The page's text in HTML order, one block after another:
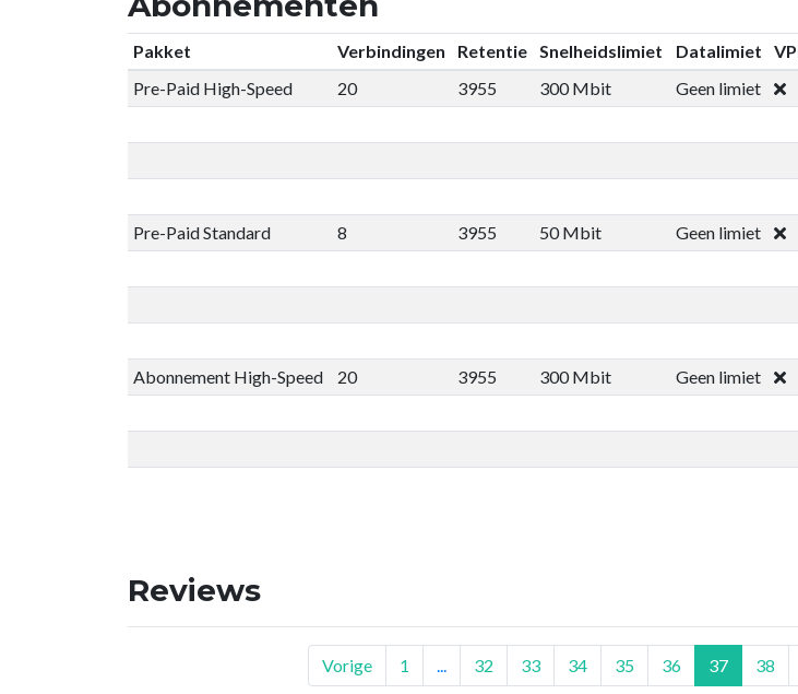
Pakket Verbindingen Retentie Snelheidslimiet Datalimiet
Pre-Paid High-Speed
20 3955 300 Mbit Geen limiet
Pre-Paid Standard
8 3955 50 Mbit Geen limiet
Abonnement High-Speed
20 3955 300 Mbit Geen limiet
Reviews
Vorige 1 32 33 34 35 36 37 38